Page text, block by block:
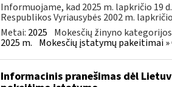
Informuojame, kad 2025 m. lapkričio 19
Respublikos Vyriausybės 2002 m.
Metai: 2025 Mokesčių žinyno
2025 m. Mokesčių įstatymų pakeitimai
Informacinis pranešimas dėl